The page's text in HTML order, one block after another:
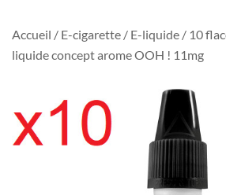
Accueil / E-cigarette / E-liquide / 10
liquide concept arome OOH ! 11mg